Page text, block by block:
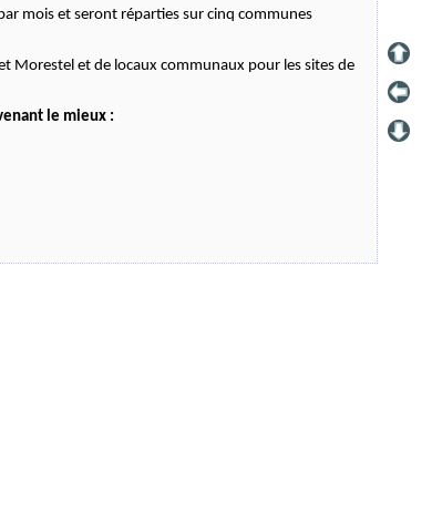
mois et seront réparties sur cinq communes
Morestel et de locaux communaux pour les sites de
le mieux :